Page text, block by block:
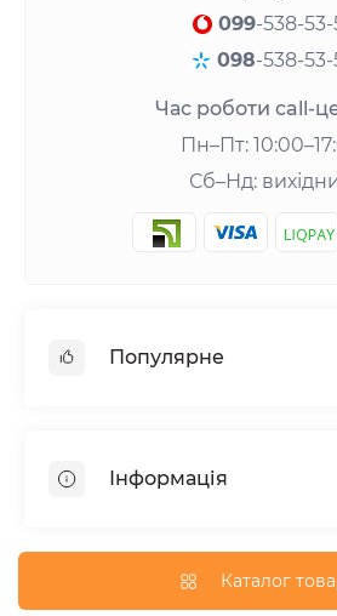
099-538-53-
098-538-53-
Час роботи call-
Пн–Пт:
Сб–Нд:
Популярне
Гейнери
Вітаміни та мінерали
Добавки для схуднення
Інформація
Доставка та оплата
Каталог